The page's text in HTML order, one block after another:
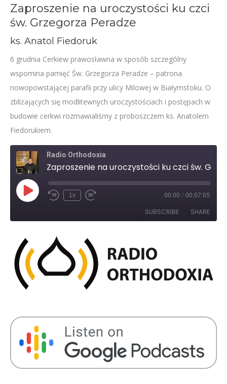
Zaproszenie na uroczystości ku czci
św. Grzegorza Peradze
ks. Anatol Fiedoruk
6 grudnia Cerkiew prawosławna w sposób szczególny
wspomina pamięć Św. Grzegorza Peradze – patrona
nowopowstającej parafii przy ulicy Milowej w Białymstoku. O
zbliżających się modlitewnych uroczystościach i postępach w
budowie cerkwi rozmawialiśmy z proboszczem ks. Anatolem
Fiedorukiem.
Radio Orthodoxia
Play
EpisodeRewind
1x
Fast
seconds
00:00 / 00:07:05
SUBSCRIBE SHARE
RSS FEED
SHARE
LINK
EMBED